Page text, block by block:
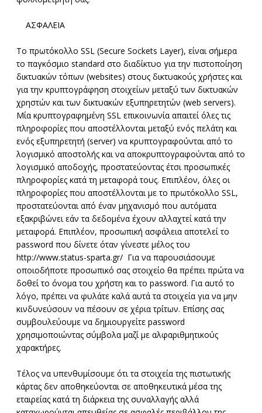
ΑΣΦΑΛΕΙΑ
Το πρωτόκολλο SSL (Secure Sockets Layer), είναι σήμερα
το παγκόσμιο standard στο διαδίκτυο για την πιστοποίηση
δικτυακών τόπων (websites) στους δικτυακούς χρήστες και
για την κρυπτογράφηση στοιχείων μεταξύ των δικτυακών
χρηστών και των δικτυακών εξυπηρετητών (web servers).
Μία κρυπτογραφημένη SSL επικοινωνία απαιτεί όλες τις
πληροφορίες που αποστέλλονται μεταξύ ενός πελάτη και
ενός εξυπηρετητή (server) να κρυπτογραφούνται από το
λογισμικό αποστολής και να αποκρυπτογραφούνται από το
λογισμικό αποδοχής, προστατεύοντας έτσι προσωπικές
πληροφορίες κατά τη μεταφορά τους. Επιπλέον, όλες οι
πληροφορίες που αποστέλλονται με το πρωτόκολλο SSL,
προστατεύονται από έναν μηχανισμό που αυτόματα
εξακριβώνει εάν τα δεδομένα έχουν αλλαχτεί κατά την
μεταφορά. Επιπλέον, προσωπική ασφάλεια αποτελεί το
password που δίνετε όταν γίνεστε μέλος του
http://www.status-sparta.gr/ Για να παρουσιάσουμε
οποιοδήποτε προσωπικό σας στοιχείο θα πρέπει πρώτα να
δοθεί το όνομα του χρήστη και το password. Για αυτό το
λόγο, πρέπει να φυλάτε καλά αυτά τα στοιχεία για να μην
κινδυνεύσουν να πέσουν σε χέρια τρίτων. Επίσης σας
συμβουλεύουμε να δημιουργείτε password
χρησιμοποιώντας σύμβολα μαζί με αλφαριθμητικούς
χαρακτήρες.
Τέλος να υπενθυμίσουμε ότι τα στοιχεία της πιστωτικής
κάρτας δεν αποθηκεύονται σε αποθηκευτικά μέσα της
εταιρείας κατά τη διάρκεια της συναλλαγής αλλά